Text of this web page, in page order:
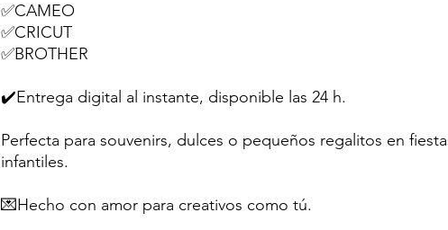
✅CAMEO
✅CRICUT
✅BROTHER
✔️Entrega digital al instante, disponible las 24 h.
Perfecta para souvenirs, dulces o pequeños regalitos en
infantiles.
💌Hecho con amor para creativos como tú.